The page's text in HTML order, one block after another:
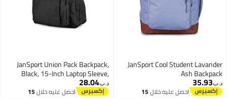
JanSport Cool Student Lavander
Ash Backpack
د.ب‏35.93
احصل عليه خلال15
JanSport Union Pack Backpack,
Black, 15-Inch Laptop Sleeve,
Spacious Main Compartment,
Ergonomic Shoulder Straps, Water
د.ب‏28.04
احصل عليه خلال15